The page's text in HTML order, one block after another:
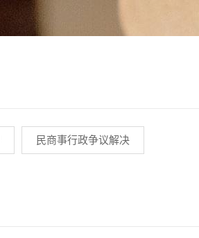
民商事行政争议解决